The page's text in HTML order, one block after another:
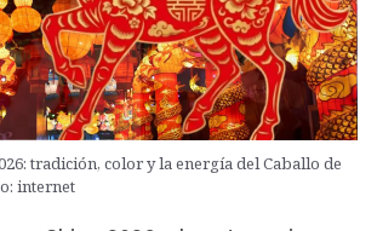
tradición, color y la energía del Caballo de
internet